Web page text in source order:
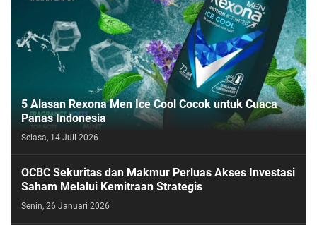
5 Alasan Rexona Men Ice Cool Cocok untuk Cuaca
Panas Indonesia
Selasa, 14 Juli 2026
OCBC Sekuritas dan Makmur Perluas Akses Investasi
Saham Melalui Kemitraan Strategis
Senin, 26 Januari 2026